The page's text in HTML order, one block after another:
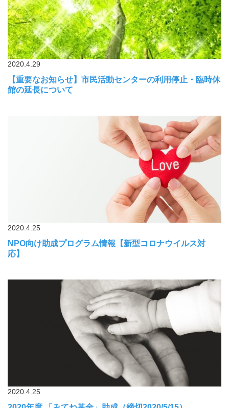
2020.4.29
【重要なお知らせ】市民活動センターの利用停止・臨時休
館の延長について
2020.4.25
NPO向け助成プログラム情報【新型コロナウイルス対
応】
2020.4.25